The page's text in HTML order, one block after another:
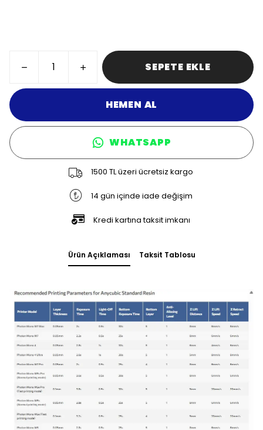
SEPETE EKLE
HEMEN AL
WHATSAPP
1500 TL üzeri ücretsiz kargo
14 gün içinde iade değişim
Kredi kartına taksit imkanı
Ürün Açıklaması Taksit Tablosu